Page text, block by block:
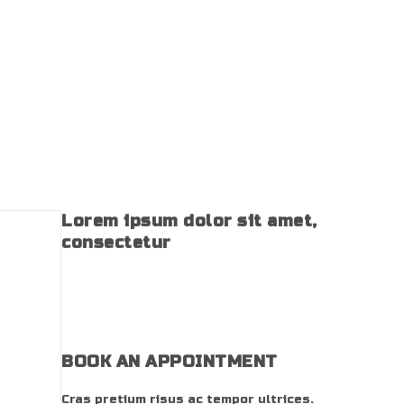
Lorem ipsum dolor sit amet,
consectetur
BOOK AN APPOINTMENT
Cras pretium risus ac tempor ultrices.